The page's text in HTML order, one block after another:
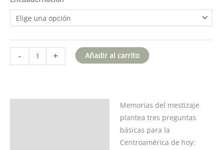
- + Añadir al carrito
Memorias del mestizaje
plantea tres preguntas
básicas para la
Centroamérica de hoy: